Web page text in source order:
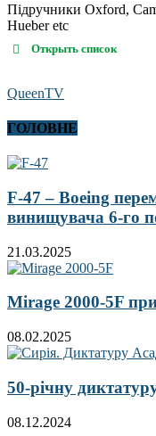
Підручники Oxford,
Hueber etc
Открыть список
QueenTV
ГОЛОВНЕ
F-47 – Boeing
винищувача 6-го
21.03.2025
Mirage 2000-5F
08.02.2025
50-річну
08.12.2024